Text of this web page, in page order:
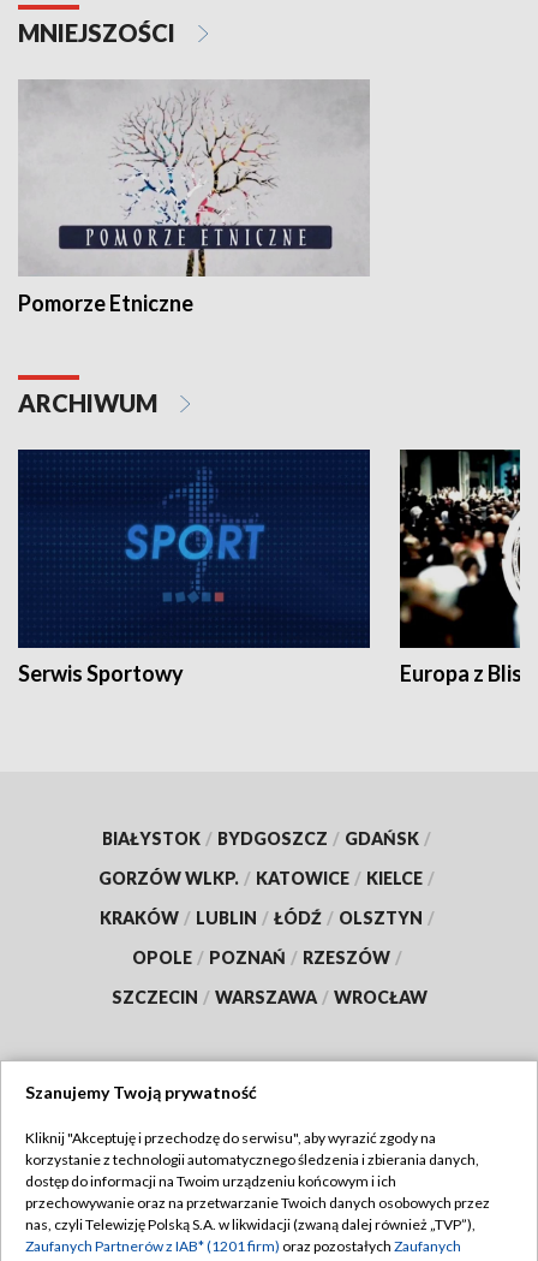
MNIEJSZOŚCI
Pomorze Etniczne
ARCHIWUM
Serwis Sportowy Europa z
BIAŁYSTOK / BYDGOSZCZ / GDAŃSK /
GORZÓW WLKP. / KATOWICE / KIELCE /
KRAKÓW / LUBLIN / ŁÓDŹ / OLSZTYN /
OPOLE / POZNAŃ / RZESZÓW /
SZCZECIN / WARSZAWA / WROCŁAW
TVP
Abonament TVP
Emisja w TVP
Regulamin TVP
Polityka prywatności
Szanujemy Twoją prywatność
Kliknij "Akceptuję i przechodzę do serwisu", aby wyrazić zgody na
korzystanie z technologii automatycznego śledzenia i zbierania danych,
dostęp do informacji na Twoim urządzeniu końcowym i ich
przechowywanie oraz na przetwarzanie Twoich danych osobowych przez
nas, czyli Telewizję Polską S.A. w likwidacji (zwaną dalej również „TVP”),
Zaufanych Partnerów z IAB* (1201 firm) oraz pozostałych Zaufanych